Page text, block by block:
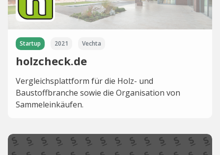
Startup 2021 Vechta
holzcheck.de
Vergleichsplattform für die Holz- und
Baustoffbranche sowie die Organisation von
Sammeleinkäufen.